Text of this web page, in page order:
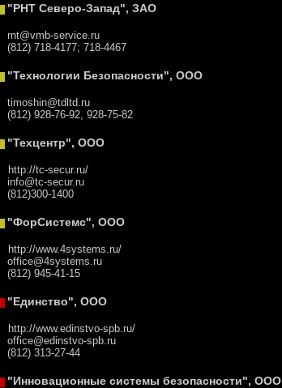
"РНТ Северо-Запад", ЗАО
rnt@vmb-service.ru
(812) 718-4177; 718-4467
"Технологии Безопасности", ООО
timoshin@tdltd.ru
(812) 928-76-92, 928-75-82
"Техцентр", ООО
http://tc-secur.ru/
info@tc-secur.ru
(812)300-1400
"ФорСистемс", ООО
http://www.4systems.ru/
office@4systems.ru
(812) 945-41-15
"Единство", ООО
http://www.edinstvo-spb.ru/
office@edinstvo-spb.ru
(812) 313-27-44
"Инновационные системы безопасности", ООО